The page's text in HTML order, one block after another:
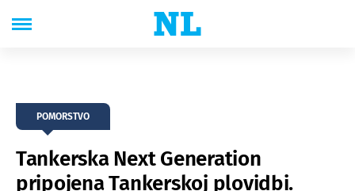
POMORSTVO
Tankerska Next Generation
pripojena Tankerskoj plovidbi.